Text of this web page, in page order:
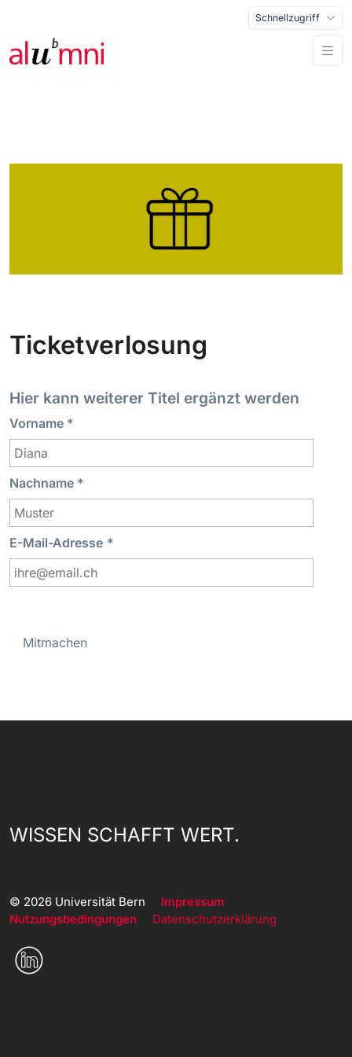
Schnellzugriff
Ticketverlosung
Hier kann weiterer Titel ergänzt werden
Vorname *
Nachname *
E-Mail-Adresse *
WISSEN SCHAFFT WERT.
© 2026 Universität Bern Impressum
Nutzungsbedingungen
Datenschutzerklärung